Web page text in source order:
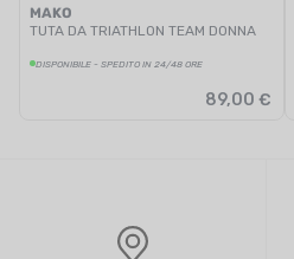
MAKO
TUTA DA TRIATHLON TEAM DONNA
DISPONIBILE - SPEDITO IN 24/48 ORE
89,00 €